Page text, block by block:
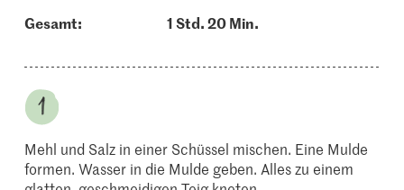
Gesamt: 1 Std. 20 Min.
Mehl und Salz in einer Schüssel mischen. Eine Mulde
formen. Wasser in die Mulde geben. Alles zu einem